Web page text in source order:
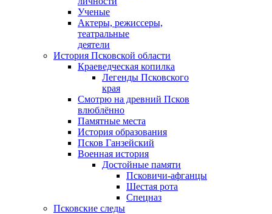
Ученые
Актеры, режиссеры,
театральные
деятели
История Псковской области
Краеведческая копилка
Легенды Псковского
края
Смотрю на древний Псков
влюблённо
Памятные места
История образования
Псков Ганзейский
Военная история
Достойные памяти
Псковичи-афганцы
Шестая рота
Спецназ
Псковские следы